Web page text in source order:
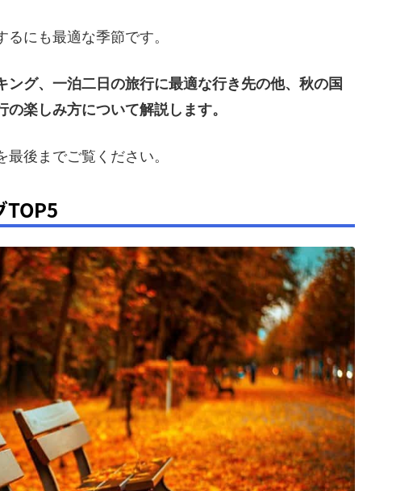
にも最適な季節です。
ング、一泊二日の旅行に最適な行き先の他、秋の国
楽しみ方について解説します。
後までご覧ください。
TOP5